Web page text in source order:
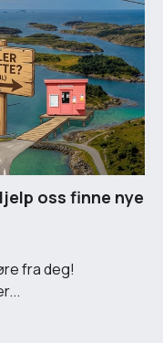
oss finne nye
fra deg!